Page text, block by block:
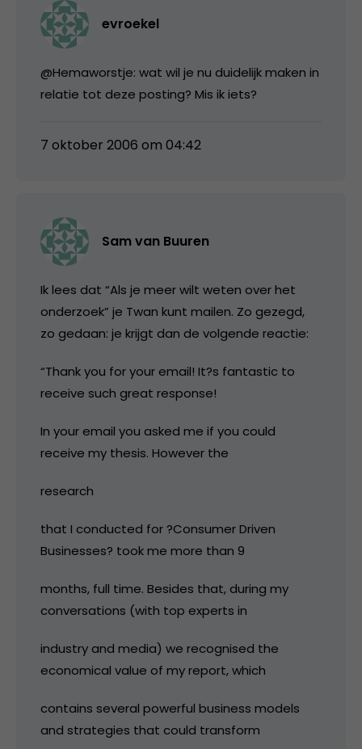
evroekel
@Hemaworstje: wat wil je nu duidelijk maken in
relatie tot deze posting? Mis ik iets?
7 oktober 2006 om 04:42
Sam van Buuren
Ik lees dat “Als je meer wilt weten over het
onderzoek” je Twan kunt mailen. Zo gezegd,
zo gedaan: je krijgt dan de volgende reactie:
“Thank you for your email! It?s fantastic to
receive such great response!
In your email you asked me if you could
receive my thesis. However the
research
that I conducted for ?Consumer Driven
Businesses? took me more than 9
months, full time. Besides that, during my
conversations (with top experts in
industry and media) we recognised the
economical value of my report, which
contains several powerful business models
and strategies that could transform